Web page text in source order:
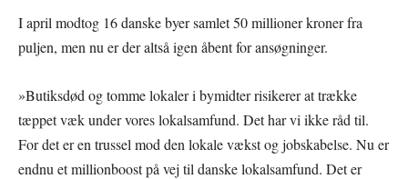
I april modtog 16 danske byer samlet 50 millioner kroner fra
puljen, men nu er der altså igen åbent for ansøgninger.
»Butiksdød og tomme lokaler i bymidter risikerer at trække
tæppet væk under vores lokalsamfund. Det har vi ikke råd til.
For det er en trussel mod den lokale vækst og jobskabelse. Nu er
endnu et millionboost på vej til danske lokalsamfund. Det er